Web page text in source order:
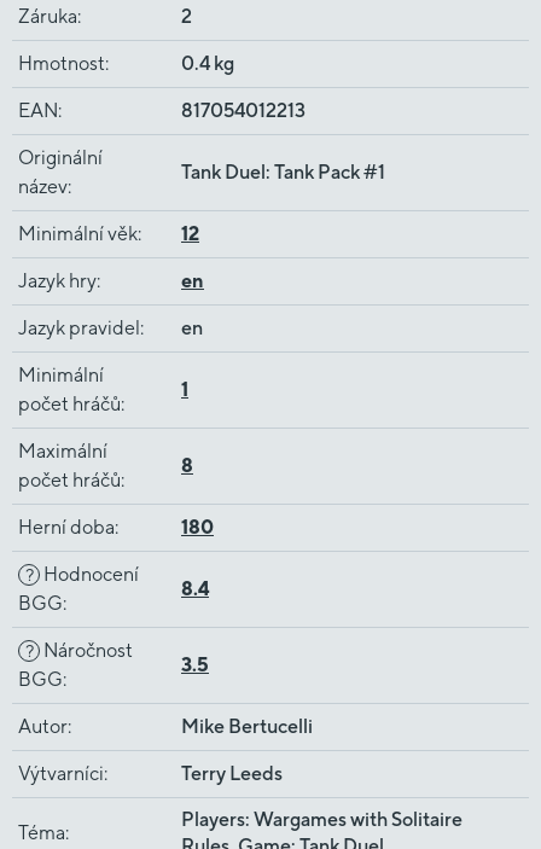
Záruka: 2
Hmotnost: 0.4 kg
EAN: 817054012213
Originální
název:
Tank Duel: Tank Pack #1
Minimální věk: 12
Jazyk hry: en
Jazyk pravidel: en
Minimální
počet hráčů:
1
Maximální
počet hráčů:
8
Herní doba: 180
? Hodnocení
BGG:
8.4
? Náročnost
BGG:
3.5
Autor: Mike Bertucelli
Výtvarníci: Terry Leeds
Téma:
Players: Wargames with Solitaire